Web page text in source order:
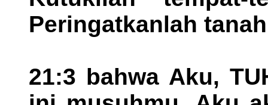
Peringatkanlah
21:3 bahwa Aku,